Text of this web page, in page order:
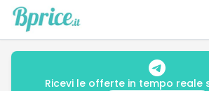
Ricevi le offerte in tempo reale